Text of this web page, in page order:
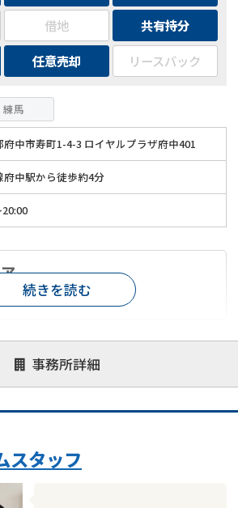
借地
共有持分
任意売却 リースバック
練馬
府中市寿町1-4-3 ロイヤルプラザ府中401
府中駅から徒歩約4分
事務所詳細
オンライン面談可能
レスポンスが早い
1億円以上の買取可
続きを読む
スタッフ